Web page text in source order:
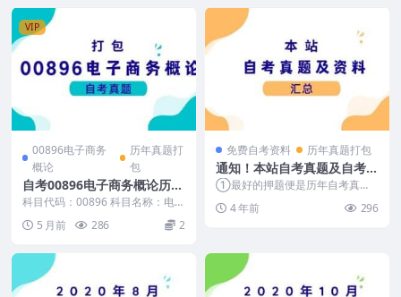
VIP
00896电子商务
概论
历年真题打
包
自考00896电子商务概论历年
真题及答案打包
科目代码：00896 科目名称：电子
商务概论 （自考00896电子商务概
论有免费...
5 月前 286 2
免费自考资料 历年真题打包
通知！本站自考真题及自考资
料汇总（持续更新中）
①最好的押题便是历年自考真
都是试卷上那些内容。那些...
4 年前 296